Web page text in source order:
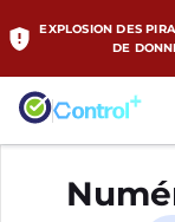
EXPLOSION DES
DE